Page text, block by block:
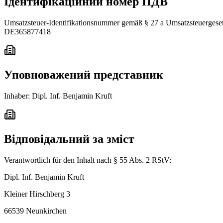
Umsatzsteuer-Identifikationsnummer gemäß § 27 a
DE365877418
Уповноважений представник
Inhaber: Dipl. Inf. Benjamin Kruft
Відповідальний за зміст
Verantwortlich für den Inhalt nach § 55 Abs. 2 RStV:
Dipl. Inf. Benjamin Kruft
Kleiner Hirschberg 3
66539 Neunkirchen